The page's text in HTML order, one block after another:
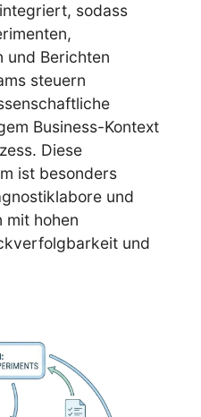
sodass
und Berichten
steuern
Business-Kontext
Diese
ist besonders
und
mit hohen
und